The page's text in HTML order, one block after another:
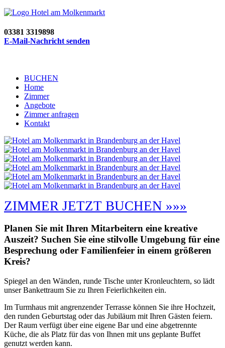
03381 3319898
E-Mail-Nachricht senden
BUCHEN
Home
Zimmer
Angebote
Zimmer anfragen
Kontakt
ZIMMER JETZT BUCHEN »»»
Planen Sie mit Ihren Mitarbeitern eine kreative
Auszeit? Suchen Sie eine stilvolle Umgebung für eine
Besprechung oder Familienfeier in einem größeren
Kreis?
Spiegel an den Wänden, runde Tische unter Kronleuchtern, so lädt
unser Bankettraum Sie zu Ihren Feierlichkeiten ein.
Im Turmhaus mit angrenzender Terrasse können Sie ihre Hochzeit,
den runden Geburtstag oder das Jubiläum mit Ihren Gästen feiern.
Der Raum verfügt über eine eigene Bar und eine abgetrennte
Küche, die als Platz für das von Ihnen mit uns geplante Buffet
genutzt werden kann.